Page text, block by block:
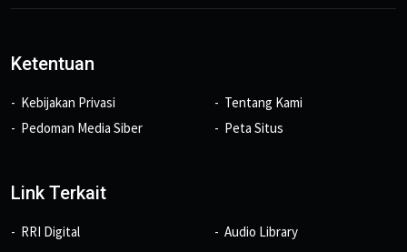
Ketentuan
Kebijakan Privasi
Pedoman Media Siber
Tentang Kami
Peta Situs
Link Terkait
RRI Digital
Audio Library